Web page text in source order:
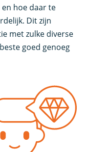
hoe daar te
Dit zijn
met zulke diverse
goed genoeg